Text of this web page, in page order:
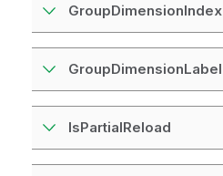
GroupDimensionIndex
GroupDimensionLabel
IsPartialReload